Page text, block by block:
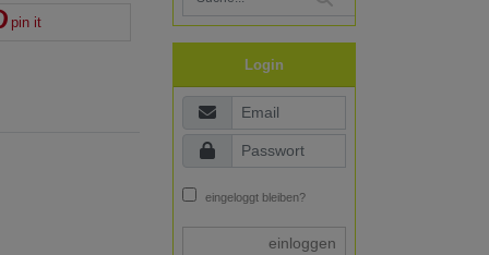
pin it
Login
eingeloggt bleiben?
einloggen